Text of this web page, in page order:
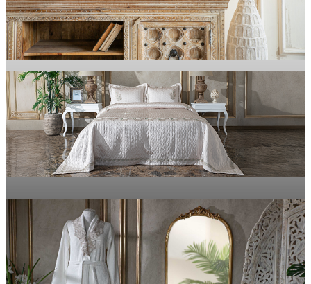
MOBİLYA
Evinizdeki Her Alanı Zarafete Dönüştürün
EV DEKOR
Doğal Dokular, Yumuşak His
TEKSTİL